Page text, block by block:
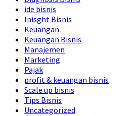
ide bisnis
Inisght Bisnis
Keuangan
Keuangan Bisnis
Manajemen
Marketing
Pajak
profit & keuangan bisnis
Scale up bisnis
Tips Bisnis
Uncategorized